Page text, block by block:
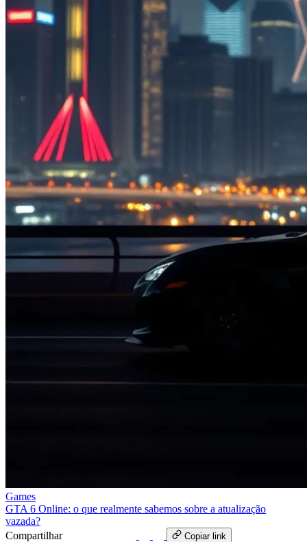
Games
GTA 6 Online: o que realmente sabemos sobre a atualização
vazada?
Compartilhar
Copiar link